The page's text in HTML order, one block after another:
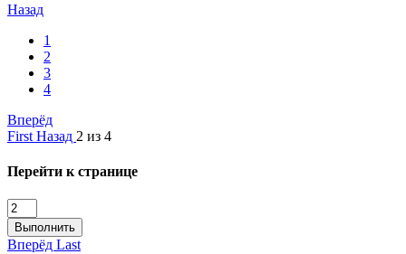
Назад
1
2
3
4
Вперёд
First Назад 2 из 4
Перейти к странице
Выполнить
Вперёд Last